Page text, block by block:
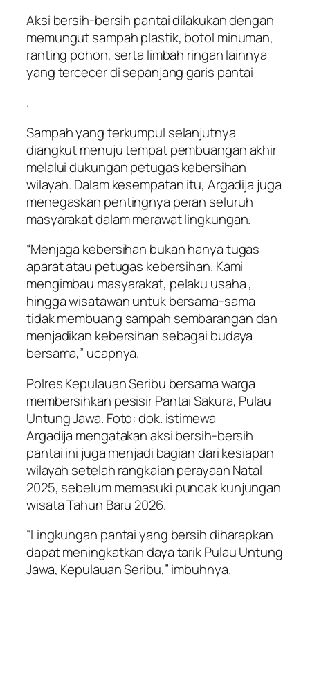
Aksi bersih-bersih pantai dilakukan dengan
memungut sampah plastik, botol minuman,
ranting pohon, serta limbah ringan lainnya
yang tercecer di sepanjang garis pantai
.
Sampah yang terkumpul selanjutnya
diangkut menuju tempat pembuangan akhir
melalui dukungan petugas kebersihan
wilayah. Dalam kesempatan itu, Argadija juga
menegaskan pentingnya peran seluruh
masyarakat dalam merawat lingkungan.
“Menjaga kebersihan bukan hanya tugas
aparat atau petugas kebersihan. Kami
mengimbau masyarakat, pelaku usaha ,
hingga wisatawan untuk bersama-sama
tidak membuang sampah sembarangan dan
menjadikan kebersihan sebagai budaya
bersama,” ucapnya.
Polres Kepulauan Seribu bersama warga
membersihkan pesisir Pantai Sakura, Pulau
Untung Jawa. Foto: dok. istimewa
Argadija mengatakan aksi bersih-bersih
pantai ini juga menjadi bagian dari kesiapan
wilayah setelah rangkaian perayaan Natal
2025, sebelum memasuki puncak kunjungan
wisata Tahun Baru 2026.
“Lingkungan pantai yang bersih diharapkan
dapat meningkatkan daya tarik Pulau Untung
Jawa, Kepulauan Seribu,” imbuhnya.